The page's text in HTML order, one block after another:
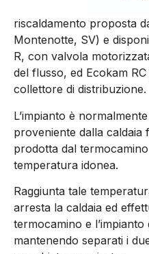
riscaldamento proposta
Montenotte, SV) e
R, con valvola
del flusso, ed Ecokam
collettore di distribuzione.
L’impianto è
proveniente dalla caldaia
prodotta dal
temperatura idonea.
Raggiunta tale
arresta la caldaia ed
termocamino e l’impianto
mantenendo separati i